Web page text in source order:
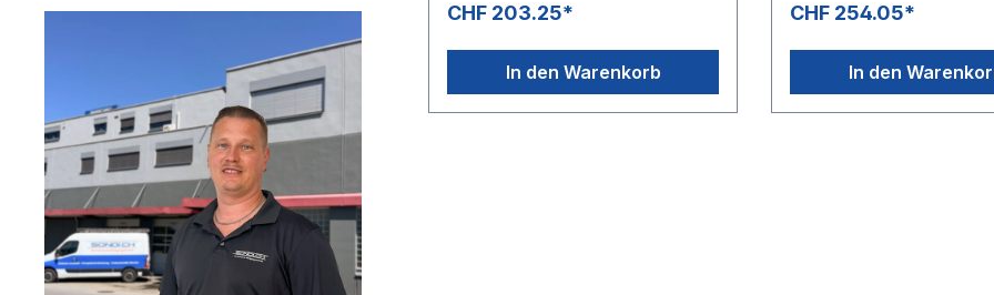
einer Temperatur von max. 150 °C
auf Anhieb!Ideal für professionelle
Dienstleister in der Garten-,
CHF 203.25*
In den Warenkorb
einer Temperatur von max.
auf Anhieb!Ideal für
Dienstleister in der Garten-,
CHF 254.05*
In den